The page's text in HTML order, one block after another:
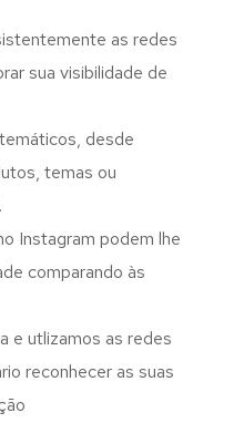
as redes
sua visibilidade de
desde
temas ou
Instagram podem lhe
comparando às
e utlizamos as redes
reconhecer as suas